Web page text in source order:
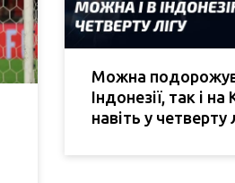
Можна
Індонезії, так і
навіть у четверту